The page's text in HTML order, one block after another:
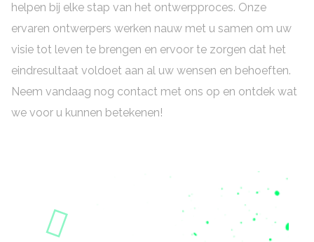
helpen bij elke stap van het ontwerpproces. Onze
ervaren ontwerpers werken nauw met u samen om uw
visie tot leven te brengen en ervoor te zorgen dat het
eindresultaat voldoet aan al uw wensen en behoeften.
Neem vandaag nog contact met ons op en ontdek wat
we voor u kunnen betekenen!